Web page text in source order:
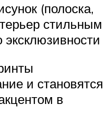
(полоска,
стильным
эксклюзивности
и становятся
в